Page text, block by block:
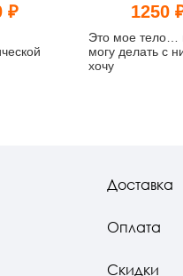
₽ 1250
Это мое тело…
могу делать с
хочу
Доставка
Оплата
Скидки